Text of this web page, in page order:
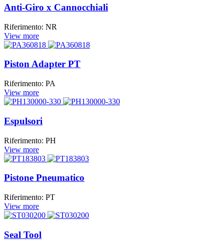
Anti-Giro x Cannocchiali
Riferimento: NR
View more
Piston Adapter PT
Riferimento: PA
View more
Espulsori
Riferimento: PH
View more
Pistone Pneumatico
Riferimento: PT
View more
Seal Tool